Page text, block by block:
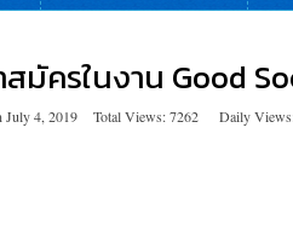
สมัครในงาน Good
July 4, 2019 Total Views: 7262 Daily